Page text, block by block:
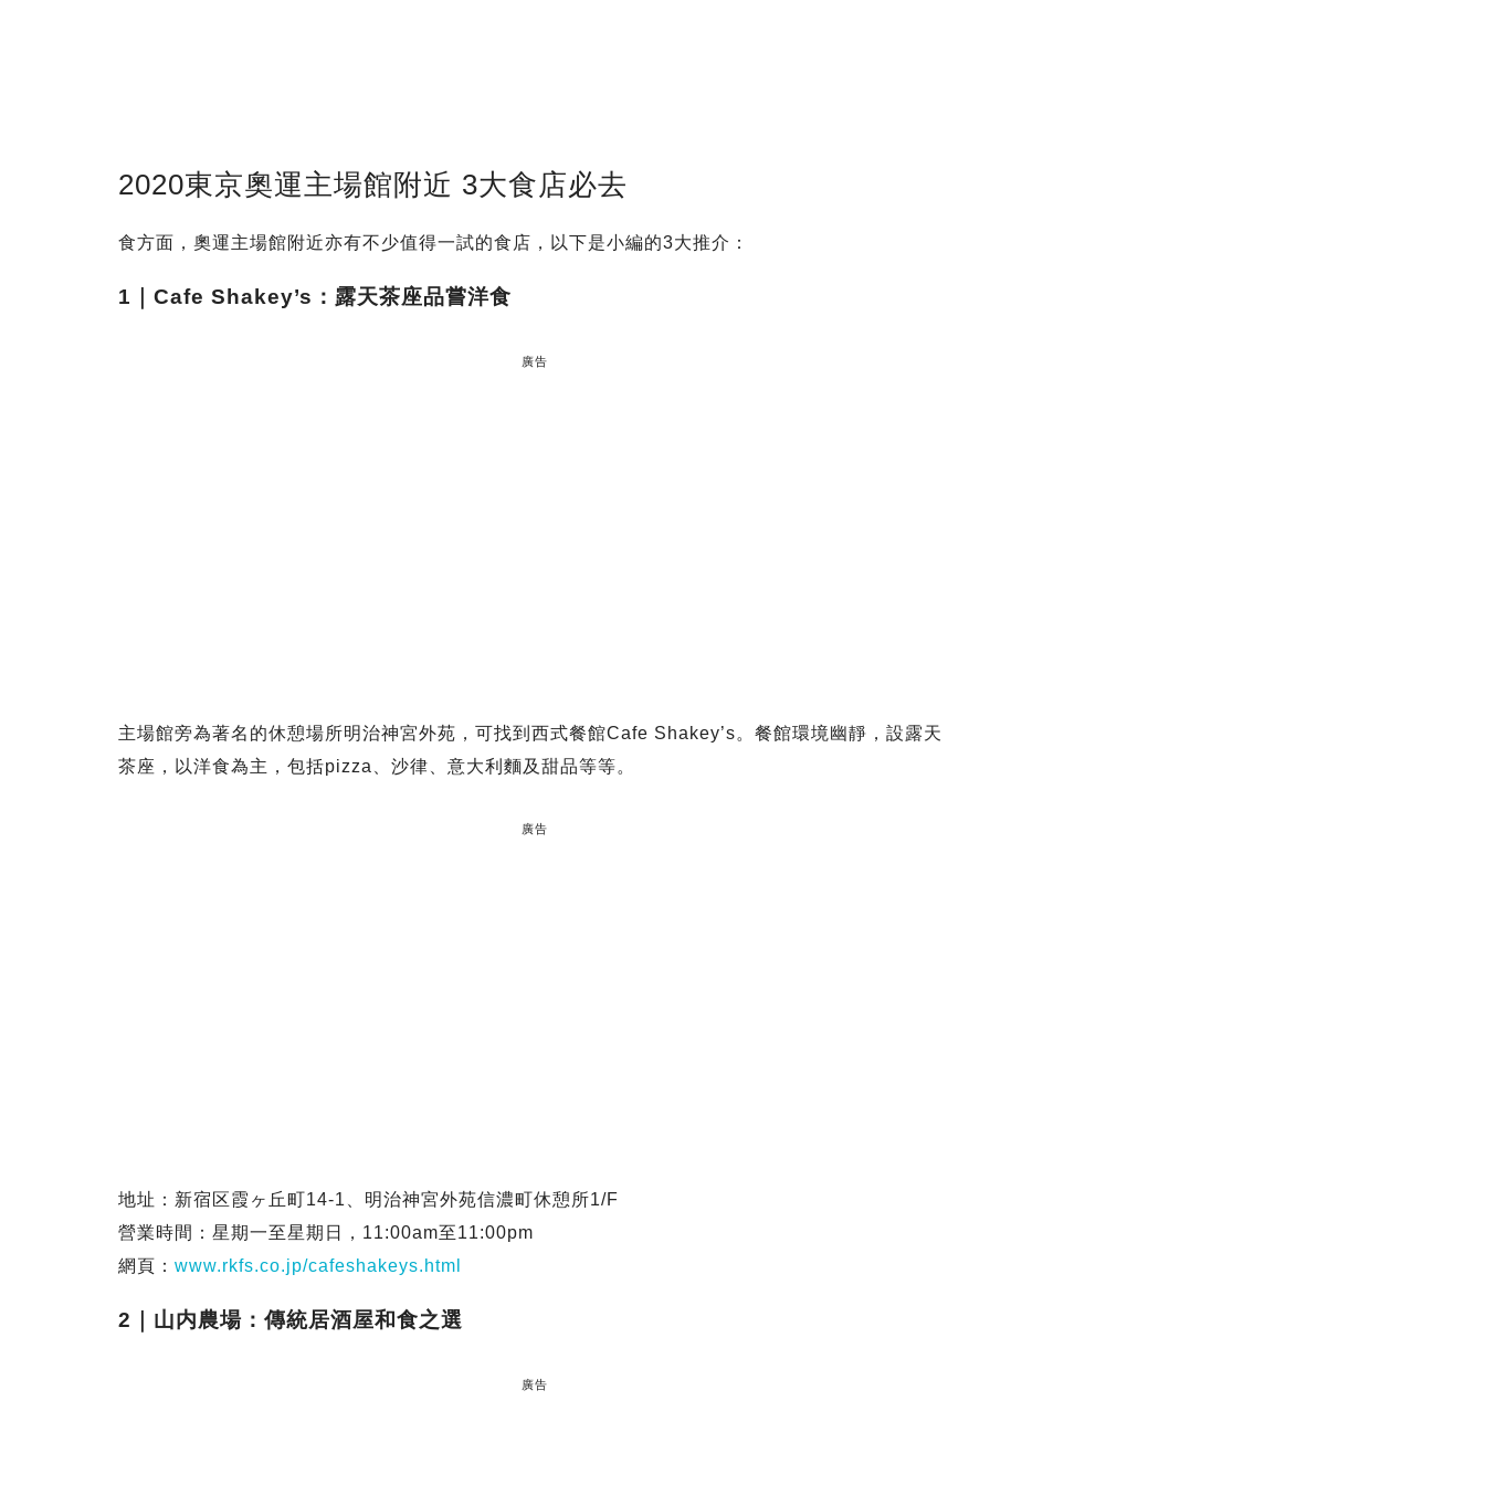
2020東京奧運主場館附近 3大食店必去
食方面，奧運主場館附近亦有不少值得一試的食店，以下是小編的3大推介：
1｜Cafe Shakey’s：露天茶座品嘗洋食
廣告
主場館旁為著名的休憩場所明治神宮外苑，可找到西式餐館Cafe Shakey’s。餐館環境幽靜，設露天
茶座，以洋食為主，包括pizza、沙律、意大利麵及甜品等等。
廣告
地址：新宿区霞ヶ丘町14-1、明治神宮外苑信濃町休憩所1/F
營業時間：星期一至星期日，11:00am至11:00pm
網頁： www.rkfs.co.jp/cafeshakeys.html
2｜山内農場：傳統居酒屋和食之選
廣告